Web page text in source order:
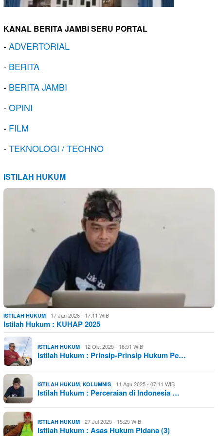
KANAL BERITA JAMBI SERU PORTAL
-ADVERTORIAL
- BERITA
- BERITA JAMBI
-OPINI
- FILM
-TEKNOLOGI / TECHNO
ISTILAH HUKUM
ISTILAH HUKUM 17 Jan 2026 - 17:11 WIB
Istilah Hukum : KUHAP 2025
ISTILAH HUKUM 12 Okt 2025 - 16:51 WIB
Istilah Hukum : Prinsip-Prinsip Hukum Pe…
ISTILAH HUKUM KOLUMNIS 11 Agu 2025 - 07:11 WIB
Istilah Hukum : Perceraian di Indonesia …
ISTILAH HUKUM 27 Jul 2025 - 15:25 WIB
Istilah Hukum : Asas Hukum Pidana (3)